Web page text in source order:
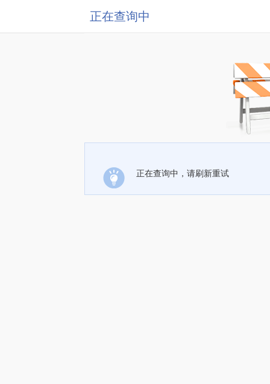
正在查询中
正在查询中，请刷新重试